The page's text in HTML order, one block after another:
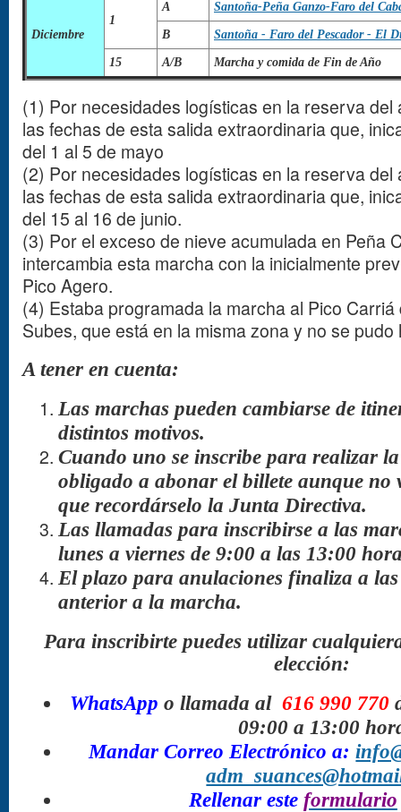
Diciembre
1
A Santoña-Peña Ganzo-Faro del
B Santoña - Faro del Pescador - El
15 A/B Marcha y comida de Fin de Año
(1) Por necesidades logísticas en la reserva del
las fechas de esta salida extraordinaria que,
del 1 al 5 de mayo
(2) Por necesidades logísticas en la reserva del
las fechas de esta salida extraordinaria que,
del 15 al 16 de junio.
(3) Por el exceso de nieve acumulada en Peña
intercambia esta marcha con la inicialmente
Pico Agero.
(4) Estaba programada la marcha al Pico
Subes, que está en la misma zona y no se
A tener en cuenta:
Las marchas pueden cambiarse de
distintos motivos.
Cuando uno se inscribe para realizar
obligado a abonar el billete aunque no
que recordárselo la Junta Directiva.
Las llamadas para inscribirse a las
lunes a viernes de 9:00 a las 13:00
El plazo para anulaciones finaliza a
anterior a la marcha.
Para inscribirte puedes utilizar
elección:
WhatsApp o llamada al 616 990 770
09:00 a 13:00
Mandar Correo Electrónico a:
Rellenar este formulario